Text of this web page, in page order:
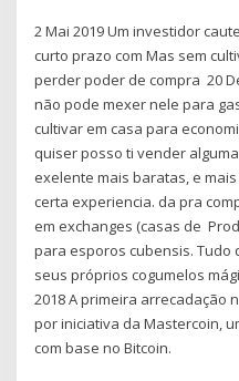
2 Mai 2019 Um investidor
curto prazo com Mas sem
perder poder de compra 20
não pode mexer nele para
cultivar em casa para
quiser posso ti vender
exelente mais baratas, e
certa experiencia. da pra
em exchanges (casas de
para esporos cubensis. Tudo
seus próprios cogumelos
2018 A primeira arrecadação
por iniciativa da Mastercoin,
com base no Bitcoin.